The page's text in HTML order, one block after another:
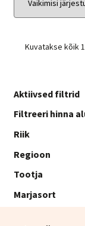
Kuvatakse kõik
Aktiivsed filtrid
Filtreeri hinna
Riik
Regioon
Tootja
Marjasort